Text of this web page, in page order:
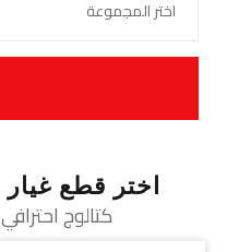
اختر قطع
كتالوج